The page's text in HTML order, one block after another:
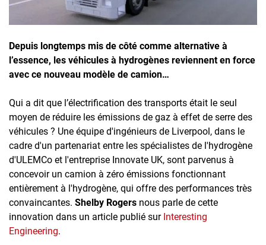
Publiez une offre d'emploi
Depuis longtemps mis de côté comme alternative à
l’essence, les véhicules à hydrogènes reviennent en force
avec ce nouveau modèle de camion…
Qui a dit que l’électrification des transports était le seul
moyen de réduire les émissions de gaz à effet de serre des
véhicules ? Une équipe d'ingénieurs de Liverpool, dans le
cadre d'un partenariat entre les spécialistes de l'hydrogène
d'ULEMCo et l'entreprise Innovate UK, sont parvenus à
concevoir un camion à zéro émissions fonctionnant
entièrement à l'hydrogène, qui offre des performances très
convaincantes. Shelby Rogers nous parle de cette
innovation dans un article publié sur Interesting
Engineering.